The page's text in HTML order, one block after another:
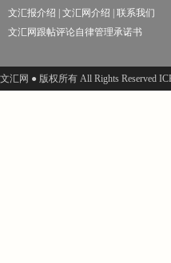
文汇报介绍
文汇网介绍
联系我们
文汇网跟帖评论自律管理承诺书
文汇网 ● 版权所有 All Rights Reserved